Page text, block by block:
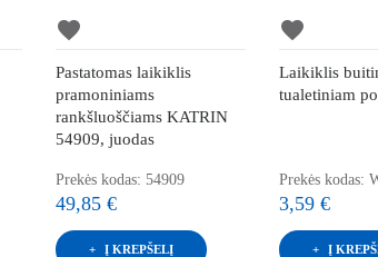
favorite
Pastatomas laikiklis
pramoniniams
rankšluoščiams KATRIN
54909, juodas
Prekės kodas: 54909
49,85 €
Į KREPŠELĮ
favorite
Laikiklis
tualetiniam
Prekės kodas:
3,59 €
Į